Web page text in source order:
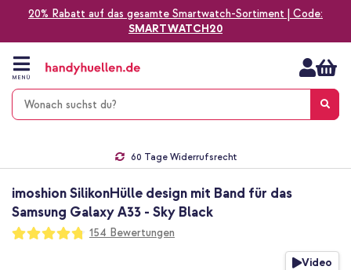
20% Rabatt auf das gesamte Smartwatch-Sortiment | Code:
SMARTWATCH20
Zum
Inhalt
springen
MENÜ
60 Tage Widerrufsrecht
imoshion SilikonHülle design mit Band für das
Samsung Galaxy A33 - Sky Black
Bewertung:
95
100
154 Bewertungen
Video